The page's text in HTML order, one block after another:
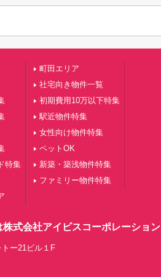
特集
町田エリア
社宅向き物件一覧
初期費用10万以下特集
駅近物件特集
女性向け物件特集
ペットOK
新築・築浅物件特集
ファミリー物件特集
式会社アイビスコーポレーション
ー21ビル１F